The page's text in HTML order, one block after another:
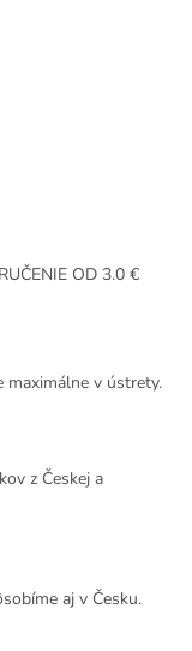
OD 3.0 €
maximálne v ústrety.
z Českej a
aj v Česku.